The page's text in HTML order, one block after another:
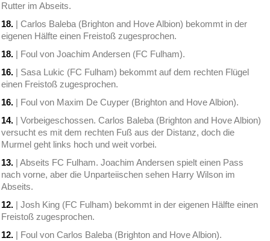
Rutter im Abseits.
18. | Carlos Baleba (Brighton and Hove Albion) bekommt in der
eigenen Hälfte einen Freistoß zugesprochen.
18. | Foul von Joachim Andersen (FC Fulham).
16. | Sasa Lukic (FC Fulham) bekommt auf dem rechten Flügel
einen Freistoß zugesprochen.
16. | Foul von Maxim De Cuyper (Brighton and Hove Albion).
14. | Vorbeigeschossen. Carlos Baleba (Brighton and Hove Albion)
versucht es mit dem rechten Fuß aus der Distanz, doch die
Murmel geht links hoch und weit vorbei.
13. | Abseits FC Fulham. Joachim Andersen spielt einen Pass
nach vorne, aber die Unparteiischen sehen Harry Wilson im
Abseits.
12. | Josh King (FC Fulham) bekommt in der eigenen Hälfte einen
Freistoß zugesprochen.
12. | Foul von Carlos Baleba (Brighton and Hove Albion).